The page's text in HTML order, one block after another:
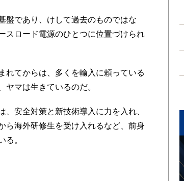
であり、けして過去のものではな
スロード電源のひとつに位置づけられ
てからは、多くを輸入に頼っている
ヤマは生きているのだ。
安全対策と新技術導入に力を入れ、
ら海外研修生を受け入れるなど、前身
る。